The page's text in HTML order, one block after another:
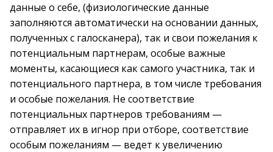
данные о себе, (физиологические данные
заполняются автоматически на основании данных,
полученных с галосканера), так и свои пожелания к
потенциальным партнерам, особые важные
моменты, касающиеся как самого участника, так и
потенциального партнера, в том числе требования
и особые пожелания. Не соответствие
потенциальных партнеров требованиям —
отправляет их в игнор при отборе, соответствие
особым пожеланиям — ведет к увеличению